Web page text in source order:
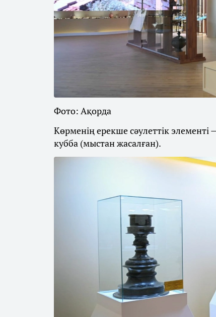
Фото: Ақорда
Көрменің ерекше сәулеттік
кубба (мыстан жасалған).